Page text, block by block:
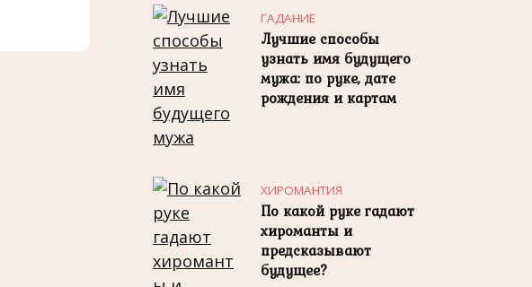
ГАДАНИЕ
Лучшие способы
узнать имя будущего
мужа: по руке, дате
рождения и картам
ХИРОМАНТИЯ
По какой руке гадают
хироманты и
предсказывают
будущее?